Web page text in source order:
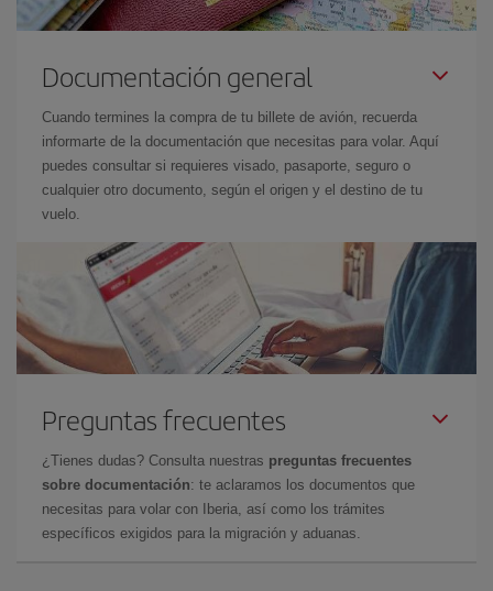
Documentación general
Cuando termines la compra de tu billete de avión, recuerda
informarte de la documentación que necesitas para volar. Aquí
puedes consultar si requieres visado, pasaporte, seguro o
cualquier otro documento, según el origen y el destino de tu
vuelo.
Preguntas frecuentes
¿Tienes dudas? Consulta nuestras preguntas frecuentes
sobre documentación: te aclaramos los documentos que
necesitas para volar con Iberia, así como los trámites
específicos exigidos para la migración y aduanas.